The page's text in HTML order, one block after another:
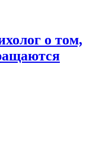
о том,